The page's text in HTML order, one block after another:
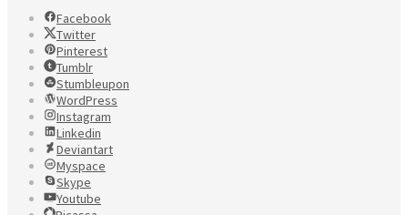
Facebook
Twitter
Pinterest
Tumblr
Stumbleupon
WordPress
Instagram
Linkedin
Deviantart
Myspace
Skype
Youtube